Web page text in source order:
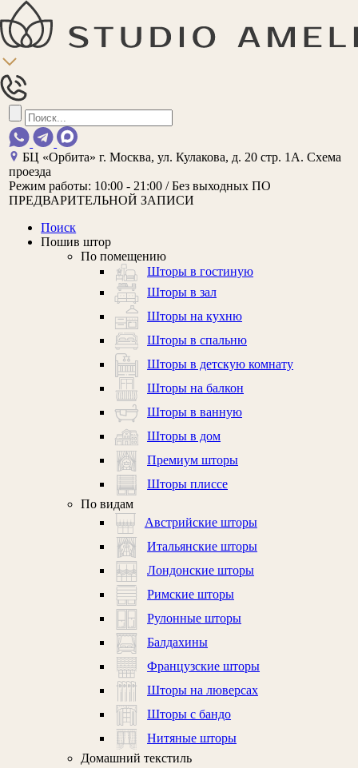
БЦ «Орбита»г. Москва, ул. Кулакова, д. 20 стр. 1А. Схема
проезда
Режим работы: 10:00 - 21:00 / Без выходных ПО
ПРЕДВАРИТЕЛЬНОЙ ЗАПИСИ
Поиск
Пошив штор
По помещению
Шторы в гостиную
Шторы в зал
Шторы на кухню
Шторы в спальню
Шторы в детскую комнату
Шторы на балкон
Шторы в ванную
Шторы в дом
Премиум шторы
Шторы плиссе
По видам
Австрийские шторы
Итальянские шторы
Лондонские шторы
Римские шторы
Рулонные шторы
Балдахины
Французские шторы
Шторы на люверсах
Шторы с бандо
Нитяные шторы
Домашний текстиль